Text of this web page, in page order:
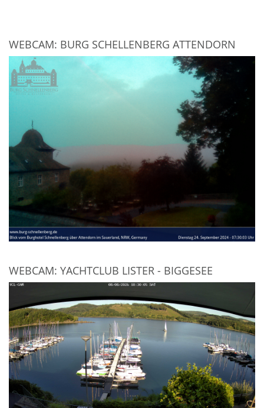
WEBCAM: BURG SCHELLENBERG ATTENDORN
WEBCAM: YACHTCLUB LISTER - BIGGESEE